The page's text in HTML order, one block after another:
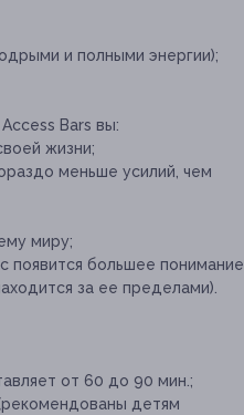
и полными энергии);
Bars вы:
жизни;
меньше усилий, чем
миру;
появится большее понимание
за ее пределами).
от 60 до 90 мин.;
детям